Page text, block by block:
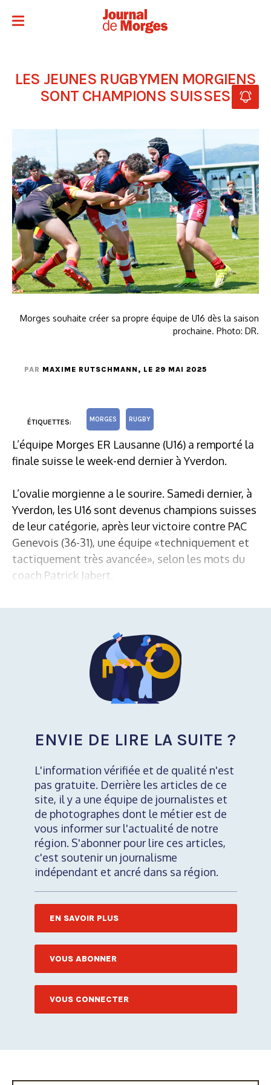
LES JEUNES RUGBYMEN MORGIENS
SONT CHAMPIONS SUISSES
Morges souhaite créer sa propre équipe de U16 dès la saison
prochaine. Photo: DR.
PAR MAXIME RUTSCHMANN , LE 29 MAI 2025
ÉTIQUETTES: MORGES RUGBY
L’équipe Morges ER Lausanne (U16) a remporté la
finale suisse le week-end dernier à Yverdon.
L’ovalie morgienne a le sourire. Samedi dernier, à
Yverdon, les U16 sont devenus champions suisses
de leur catégorie, après leur victoire contre PAC
Genevois (36-31), une équipe «techniquement et
tactiquement très avancée», selon les mots du
coach Patrick Jabert.
ENVIE DE LIRE LA SUITE ?
L'information vérifiée et de qualité n'est
pas gratuite. Derrière les articles de ce
site, il y a une équipe de journalistes et
de photographes dont le métier est de
vous informer sur l'actualité de notre
région. S'abonner pour lire ces articles,
c'est soutenir un journalisme
indépendant et ancré dans sa région.
EN SAVOIR PLUS
VOUS ABONNER
VOUS CONNECTER